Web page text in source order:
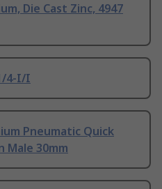
Die Cast Zinc, 4947
4-I/I
Pneumatic Quick
Male 30mm